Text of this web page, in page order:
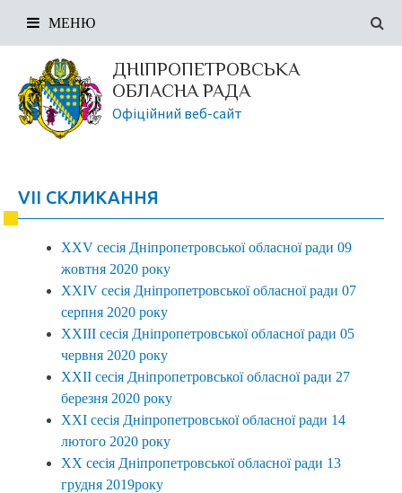
ДНІПРОПЕТРОВСЬКА
ОБЛАСНА РАДА
Офіційний веб-сайт
МЕНЮ
VII СКЛИКАННЯ
XXV сесія Дніпропетровської обласної ради 09
жовтня 2020 року
XXIV сесія Дніпропетровської обласної ради 07
серпня 2020 року
XXIII сесія Дніпропетровської обласної ради 05
червня 2020 року
XXII сесія Дніпропетровської обласної ради 27
березня 2020 року
XXI сесія Дніпропетровської обласної ради 14
лютого 2020 року
XX сесія Дніпропетровської обласної ради 13
грудня 2019року